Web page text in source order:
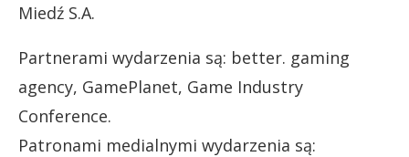
Miedź S.A.
Partnerami wydarzenia są: better. gaming
agency, GamePlanet, Game Industry
Conference.
Patronami medialnymi wydarzenia są: